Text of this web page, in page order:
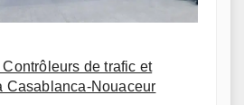
de trafic et
Casablanca-Nouaceur